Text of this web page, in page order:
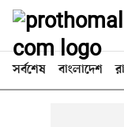
সর্বশেষ বাংলাদেশ